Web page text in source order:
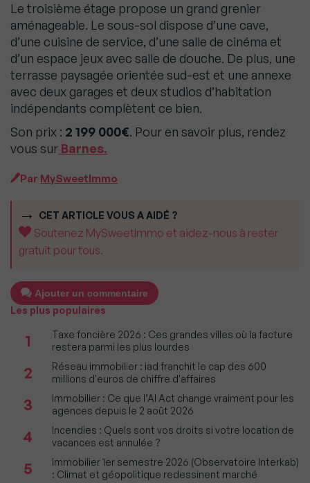
Le troisième étage propose un grand grenier
aménageable. Le sous-sol dispose d’une cave,
d’une cuisine de service, d’une salle de cinéma et
d’un espace jeux avec salle de douche. De plus, une
terrasse paysagée orientée sud-est et une annexe
avec deux garages et deux studios d’habitation
indépendants complètent ce bien.
Son prix : 2 199 000€. Pour en savoir plus, rendez
vous sur Barnes.
Par MySweetImmo
CET ARTICLE VOUS A AIDÉ ?
Soutenez MySweetImmo et aidez-nous à rester
gratuit pour tous.
Ajouter un commentaire
Les plus populaires
1
Taxe foncière 2026 : Ces grandes villes où la facture
restera parmi les plus lourdes
2
Réseau immobilier : iad franchit le cap des 600
millions d'euros de chiffre d'affaires
3
Immobilier : Ce que l’AI Act change vraiment pour les
agences depuis le 2 août 2026
4
Incendies : Quels sont vos droits si votre location de
vacances est annulée ?
5
Immobilier 1er semestre 2026 (Observatoire Interkab)
: Climat et géopolitique redessinent marché